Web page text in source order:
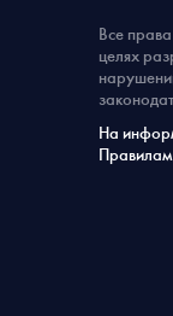
Все
целях
На